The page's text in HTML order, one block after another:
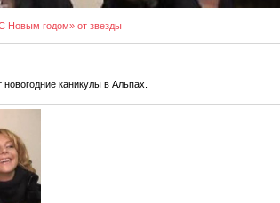
Новым годом» от звезды
каникулы в Альпах.